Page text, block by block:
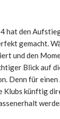
hat den
gemacht.
und den
Blick auf
Denn für
Klubs künftig